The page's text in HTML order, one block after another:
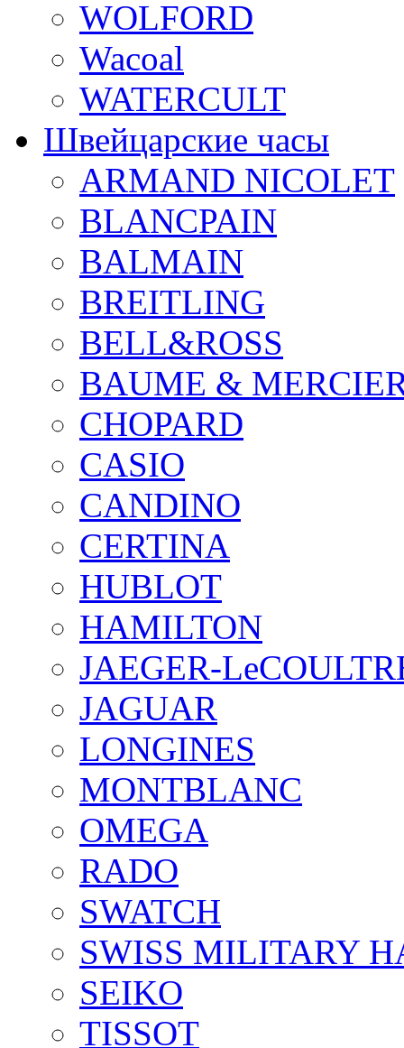
WOLFORD
Wacoal
WATERCULT
Швейцарские часы
ARMAND NICOLET
BLANCPAIN
BALMAIN
BREITLING
BELL&ROSS
BAUME &
CHOPARD
CASIO
CANDINO
CERTINA
HUBLOT
HAMILTON
JAEGER-
JAGUAR
LONGINES
MONTBLANC
OMEGA
RADO
SWATCH
SWISS MILITARY
SEIKO
TISSOT